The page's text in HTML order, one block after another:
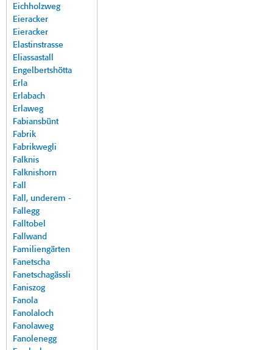
Eichholzweg
Eieracker
Eieracker
Elastinstrasse
Eliassastall
Engelbertshötta
Erla
Erlabach
Erlaweg
Fabiansbünt
Fabrik
Fabrikwegli
Falknis
Falknishorn
Fall
Fall, underem -
Fallegg
Falltobel
Fallwand
Familiengärten
Fanetscha
Fanetschagässli
Faniszog
Fanola
Fanolaloch
Fanolaweg
Fanolenegg